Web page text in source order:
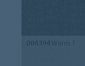
004394Warm 1